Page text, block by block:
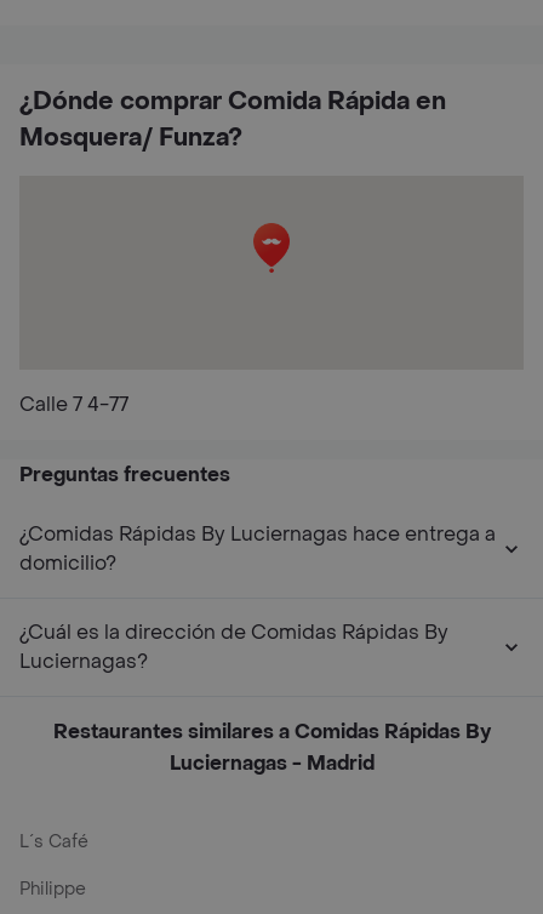
¿Dónde comprar Comida Rápida en
Mosquera/ Funza?
Calle 7 4-77
Preguntas frecuentes
¿Comidas Rápidas By Luciernagas hace entrega a
domicilio?
¿Cuál es la dirección de Comidas Rápidas By
Luciernagas?
Restaurantes similares a Comidas Rápidas By
Luciernagas - Madrid
L´s Café
Philippe